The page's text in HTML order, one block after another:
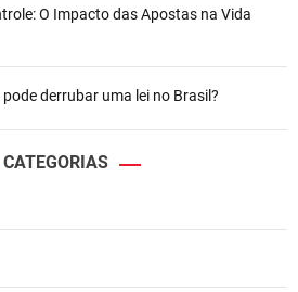
O Impacto das Apostas na Vida
pode derrubar uma lei no Brasil?
CATEGORIAS